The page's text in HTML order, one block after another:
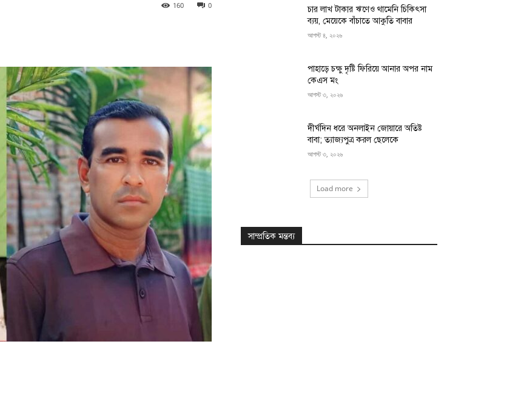
0
160
চার লাখ টাকার ঋণেও থামেনি চিকিৎসা
ব্যয়, মেয়েকে বাঁচাতে আকুতি বাবার
আগস্ট ৪, ২০২৬
পাহাড়ে চক্ষু দৃষ্টি ফিরিয়ে আনার অপর নাম
কেএস মং
আগস্ট ৩, ২০২৬
দীর্ঘদিন ধরে অনলাইন জোয়ারে অতিষ্ট
বাবা; ত্যাজ্যপুত্র করল ছেলেকে
আগস্ট ৩, ২০২৬
Load more
সাম্প্রতিক মন্তব্য